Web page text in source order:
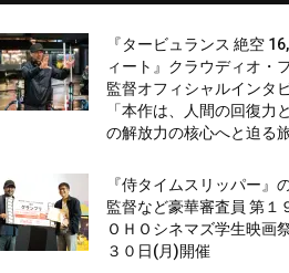
『タービュランス 絶空
ィート』クラウディオ・
監督オフィシャルインタ
「本作は、人間の回復力
の解放力の核心へと迫る旅
『侍タイムスリッパー』
監督など豪華審査員 第１
ＯＨＯシネマズ学生映画
３０日(月)開催